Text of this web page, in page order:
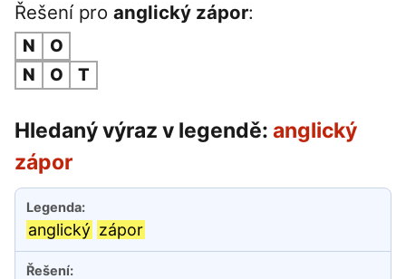
Řešení pro anglický zápor:
N
O
N
O T
Hledaný výraz v legendě: anglický
zápor
anglický zápor